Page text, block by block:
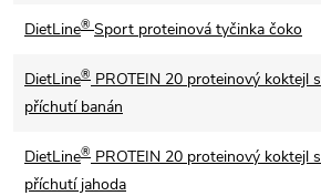
DietLine® Sport proteinová tyčinka čoko
DietLine® PROTEIN 20 proteinový koktejl s
příchutí banán
DietLine® PROTEIN 20 proteinový koktejl s
příchutí jahoda